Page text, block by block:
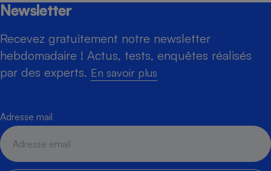
Newsletter
Recevez gratuitement notre newsletter
hebdomadaire ! Actus, tests, enquêtes réalisés
par des experts. En savoir plus
Adresse mail